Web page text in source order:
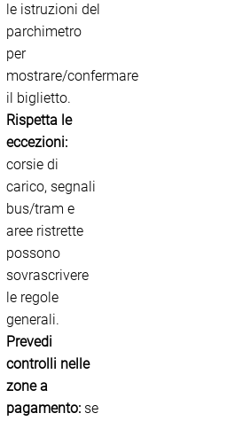
le istruzioni del
parchimetro
per
mostrare/confermare
il biglietto.
Rispetta le
eccezioni:
corsie di
carico, segnali
bus/tram e
aree ristrette
possono
sovrascrivere
le regole
generali.
Prevedi
controlli nelle
zone a
pagamento: se